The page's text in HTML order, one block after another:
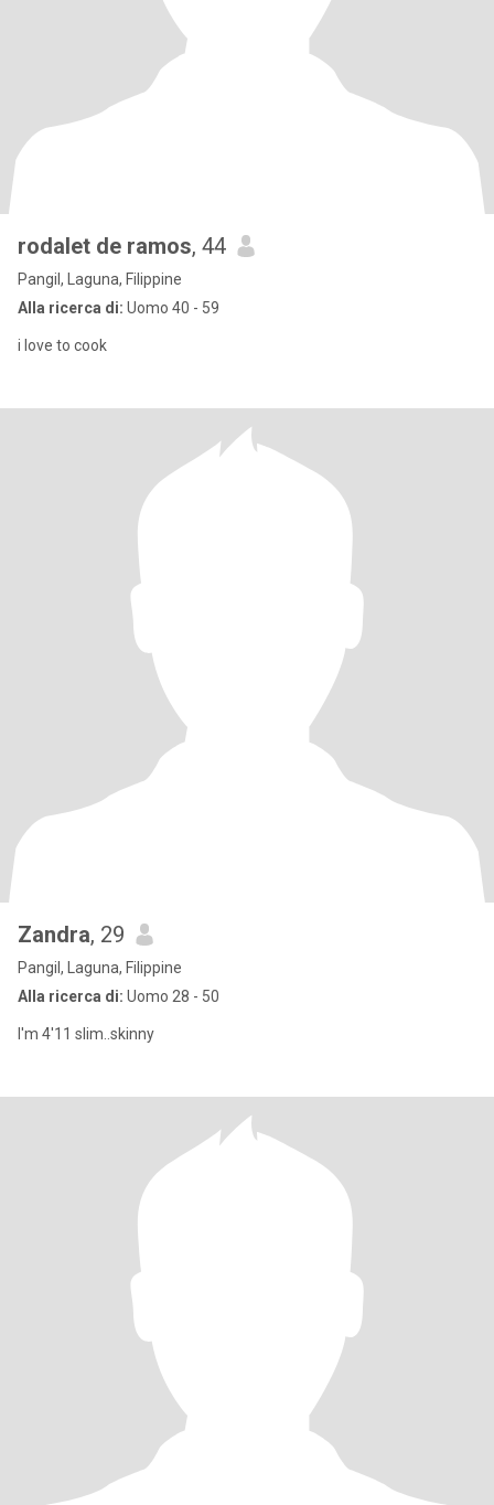
rodalet de ramos, 44
Pangil, Laguna, Filippine
Alla ricerca di: Uomo 40 - 59
i love to cook
Zandra, 29
Pangil, Laguna, Filippine
Alla ricerca di: Uomo 28 - 50
I'm 4'11 slim..skinny